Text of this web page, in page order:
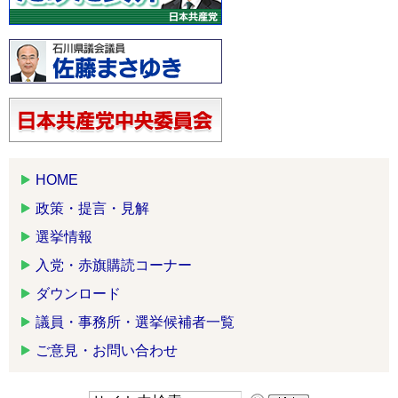
HOME
政策・提言・見解
選挙情報
入党・赤旗購読コーナー
ダウンロード
議員・事務所・選挙候補者一覧
ご意見・お問い合わせ